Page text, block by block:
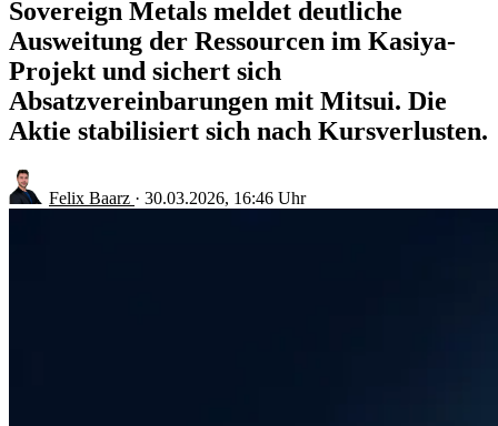
Sovereign Metals meldet deutliche
Ausweitung der Ressourcen im Kasiya-
Projekt und sichert sich
Absatzvereinbarungen mit Mitsui. Die
Aktie stabilisiert sich nach Kursverlusten.
Felix Baarz · 30.03.2026, 16:46 Uhr